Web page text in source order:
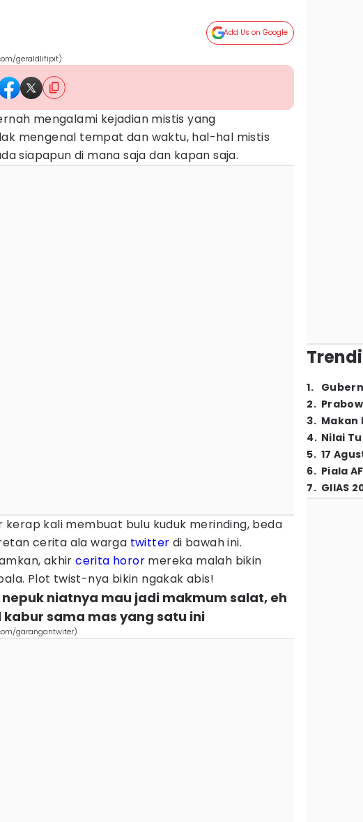
Add Us on Google
geraldlifipit)
mengalami kejadian mistis yang
mengenal tempat dan waktu, hal-hal mistis
siapapun di mana saja dan kapan saja.
kerap kali membuat bulu kuduk merinding, beda
cerita ala warga twitter di bawah ini.
akhircerita horor mereka malah bikin
Plot twist-nya bikin ngakak abis!
nepuk niatnya mau jadi makmum salat, eh
sama mas yang satu ini
garangantwiter)
1.
2.
3. Makan
4. Nilai
5. 17
6. Piala
7. GIIAS